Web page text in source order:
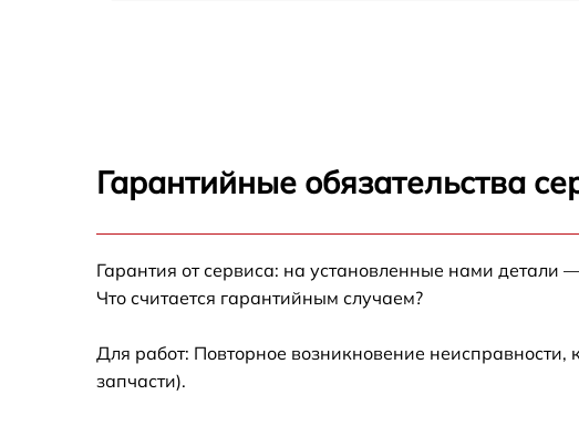
Гарантийные обязательства
Гарантия от сервиса: на установленные нами детали
Что считается гарантийным случаем?
Для работ: Повторное возникновение
запчасти).